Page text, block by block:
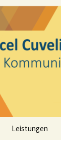
Leistungen